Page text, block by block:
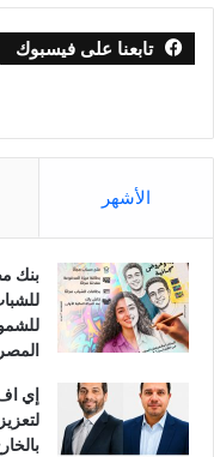
تابعنا على فيسبوك
الأشهر
بنك
إي